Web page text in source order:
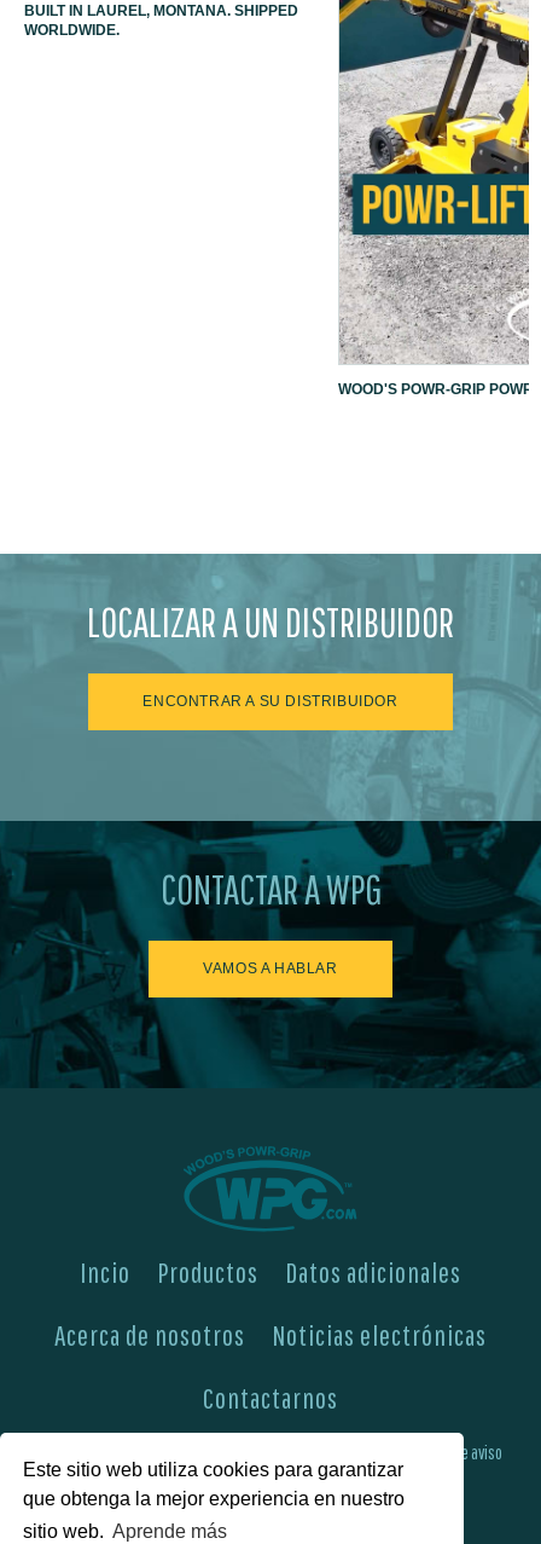
Este sitio web utiliza cookies para garantizar
que obtenga la mejor experiencia en nuestro
sitio web. Aprende más
BUILT IN LAUREL, MONTANA. SHIPPED
WORLDWIDE.
WOOD'S POWR-GRIP
LOCALIZAR A UN DISTRIBUIDOR
ENCONTRAR A SU DISTRIBUIDOR
CONTACTAR A WPG
VAMOS A HABLAR
Incio Productos
Datos adicionales
Acerca de nosotros
Noticias electrónicas
Contactarnos
Boletines de aviso
Preguntas más frecuentes Política de privacidad